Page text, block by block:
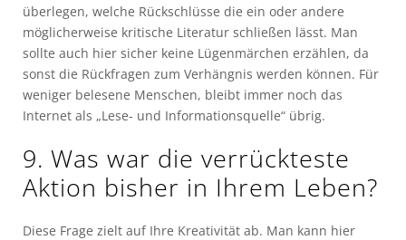
überlegen, welche Rückschlüsse die ein oder andere
möglicherweise kritische Literatur schließen lässt. Man
sollte auch hier sicher keine Lügenmärchen erzählen, da
sonst die Rückfragen zum Verhängnis werden können. Für
weniger belesene Menschen, bleibt immer noch das
Internet als „Lese- und Informationsquelle“ übrig.
9. Was war die verrückteste
Aktion bisher in Ihrem Leben?
Diese Frage zielt auf Ihre Kreativität ab. Man kann hier